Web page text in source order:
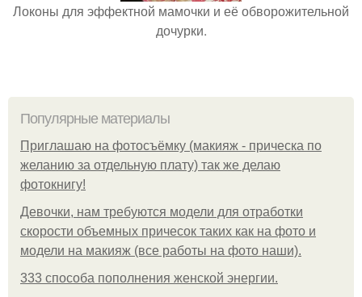
Локоны для эффектной мамочки и её обворожительной
дочурки.
Популярные материалы
Приглашаю на фотосъёмку (макияж - прическа по
желанию за отдельную плату) так же делаю
фотокнигу!
Девочки, нам требуются модели для отработки
скорости объемных причесок таких как на фото и
модели на макияж (все работы на фото наши).
333 способа пополнения женской энергии.